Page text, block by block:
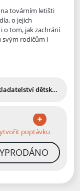
továrním letišti
o jejich
o tom, jak zachrání
svým rodičům i
dětské knihy
poptávku